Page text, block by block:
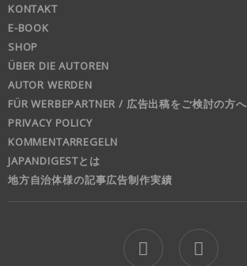
KONTAKT
E-BOOK
SHOP
ÜBER DIE AUTOREN
AUTOR WERDEN
FÜR WERBEPARTNER / 広告出稿をご検討の方へ
PRIVACY POLICY
KOMMENTARREGELN
JAPANDIGESTとは
地方自治体様の記事広告制作実績